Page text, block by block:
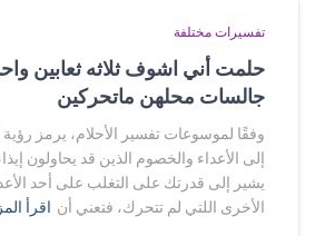
تفسيرات مختلفة
حلمت أني اشوف ثلاثه ثعابين
جالسات محلهن ماتحركين
وفقًا لموسوعات تفسير الأحلام، يرمز رؤية
إلى الأعداء والخصوم الذين قد يحاولون
يشير إلى قدرتك على التغلب على أحد
الأخرى اللتي لم تتحرك، فتعني أن اقرأ